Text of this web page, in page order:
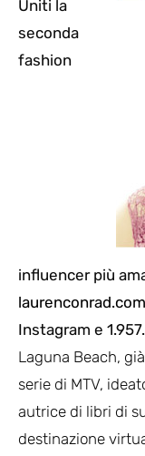
Uniti la
seconda
fashion
influencer più
laurenconrad.com
Instagram e
Laguna Beach,
serie di MTV,
autrice di libri di
destinazione